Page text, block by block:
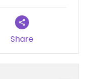
Share